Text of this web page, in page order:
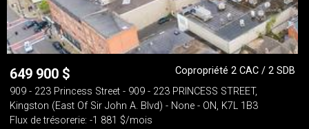
649 900 $
Copropriété 2 CAC / 2 SDB
909 - 223 Princess Street - 909 - 223 PRINCESS STREET,
Kingston (East Of Sir John A. Blvd) - None - ON, K7L 1B3
Flux de trésorerie: -1 881 $/mois